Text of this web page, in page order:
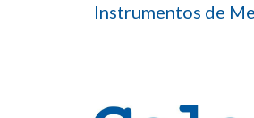
Instrumentos de